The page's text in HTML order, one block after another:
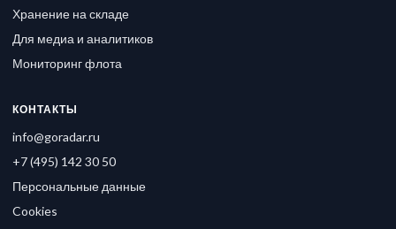
Хранение на складе
Для медиа и аналитиков
Мониторинг флота
КОНТАКТЫ
info@goradar.ru
+7 (495) 142 30 50
Персональные данные
Cookies